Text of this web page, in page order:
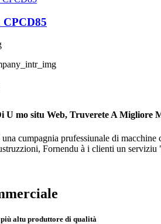
CPCD85
U mo situ Web, Truverete A Migliore
una cumpagnia prufessiunale di
Fornendu à i clienti un serviziu
più altu produttore di qualità